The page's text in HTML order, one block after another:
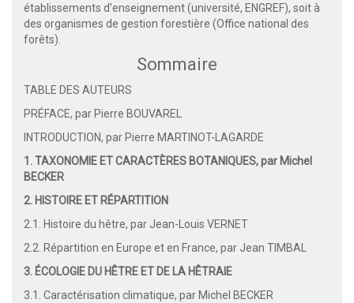
établissements d’enseignement (université, ENGREF), soit à
des organismes de gestion forestière (Office national des
forêts).
Sommaire
TABLE DES AUTEURS
PRÉFACE, par Pierre BOUVAREL
INTRODUCTION, par Pierre MARTINOT-LAGARDE
1. TAXONOMIE ET CARACTÈRES BOTANIQUES, par Michel
BECKER
2. HISTOIRE ET RÉPARTITION
2.1. Histoire du hêtre, par Jean-Louis VERNET
2.2. Répartition en Europe et en France, par Jean TIMBAL
3. ÉCOLOGIE DU HÊTRE ET DE LA HÊTRAIE
3.1. Caractérisation climatique, par Michel BECKER